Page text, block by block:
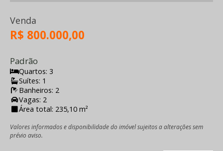
Venda
R$ 800.000,00
Padrão
Quartos: 3
Suítes: 1
Banheiros: 2
Vagas: 2
Área total: 235,10 m²
Valores informados e disponibilidade do imóvel sujeitos a alterações sem
prévio aviso.